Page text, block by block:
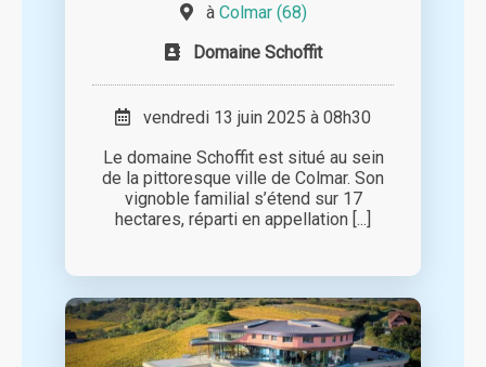
à Colmar (68)
Domaine Schoffit
vendredi 13 juin 2025 à 08h30
Le domaine Schoffit est situé au sein
de la pittoresque ville de Colmar. Son
vignoble familial s’étend sur 17
hectares, réparti en appellation [...]